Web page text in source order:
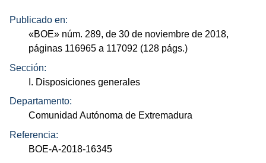
Publicado en:
«BOE» núm. 289, de 30 de noviembre de 2018,
páginas 116965 a 117092 (128 págs.)
Sección:
I. Disposiciones generales
Departamento:
Comunidad Autónoma de Extremadura
Referencia:
BOE-A-2018-16345